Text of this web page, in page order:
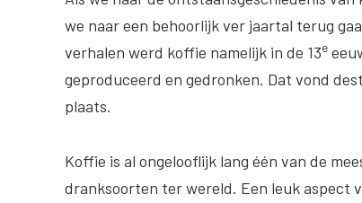
we naar een behoorlijk ver jaartal terug
verhalen werd koffie namelijk in de 13e
geproduceerd en gedronken. Dat vond
plaats.
Koffie is al ongelooflijk lang één van de
dranksoorten ter wereld. Een leuk aspect